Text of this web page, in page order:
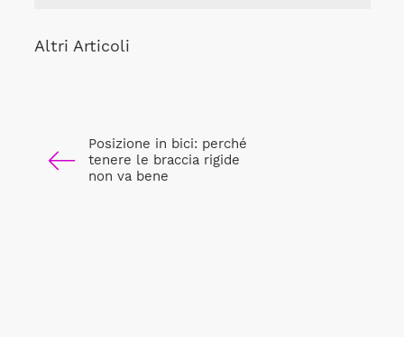
Altri Articoli
Posizione in bici: perché
tenere le braccia rigide
non va bene